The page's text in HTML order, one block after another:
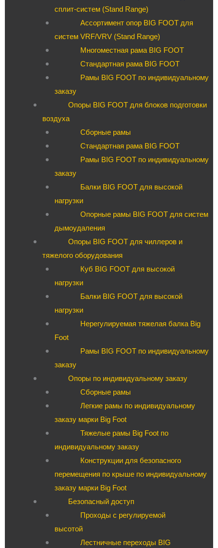
сплит-систем (Stand Range)
Ассортимент опор BIG FOOT для
систем VRF/VRV (Stand Range)
Многоместная рама BIG FOOT
Стандартная рама BIG FOOT
Рамы BIG FOOT по индивидуальному
заказу
Опоры BIG FOOT для блоков подготовки
воздуха
Сборные рамы
Стандартная рама BIG FOOT
Рамы BIG FOOT по индивидуальному
заказу
Балки BIG FOOT для высокой
нагрузки
Опорные рамы BIG FOOT для систем
дымоудаления
Опоры BIG FOOT для чиллеров и
тяжелого оборудования
Куб BIG FOOT для высокой
нагрузки
Балки BIG FOOT для высокой
нагрузки
Нерегулируемая тяжелая балка Big
Foot
Рамы BIG FOOT по индивидуальному
заказу
Опоры по индивидуальному заказу
Сборные рамы
Легкие рамы по индивидуальному
заказу марки Big Foot
Тяжелые рамы Big Foot по
индивидуальному заказу
Конструкции для безопасного
перемещения по крыше по индивидуальному
заказу марки Big Foot
Безопасный доступ
Проходы с регулируемой
высотой
Лестничные переходы BIG